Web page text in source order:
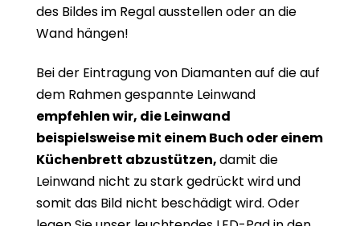
des Bildes im Regal ausstellen oder an die
Wand hängen!
Bei der Eintragung von Diamanten auf die auf
dem Rahmen gespannte Leinwand
empfehlen wir, die Leinwand
beispielsweise mit einem Buch oder einem
Küchenbrett abzustützen,damit die
Leinwand nicht zu stark gedrückt wird und
somit das Bild nicht beschädigt wird. Oder